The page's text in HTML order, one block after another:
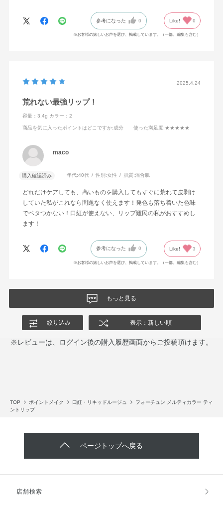
参考になった 0 Like! 0
※お客様の嬉しいお声を選び、掲載しています。（一部、編集も含む）
2025.4.24
荒れない最強リップ！
容量：3.4g カラー：2
商品を気に入ったポイントはどこですか:成分 使った満足度:★★★★★
maco
購入確認済み 年代:40代 性別:女性 肌質:混合肌
どれだけケアしても、高いものを購入してもすぐに荒れて皮剥け
していた私がこれなら問題なく使えます！発色も落ち着いた色味
でベタつかない！口紅が使えない、リップ難民の私がおすすめし
ます！
参考になった 0 Like! 3
※お客様の嬉しいお声を選び、掲載しています。（一部、編集も含む）
もっと見る
絞り込み 表示：新しい順
※レビューは、ログイン後の購入履歴画面からご投稿頂けます。
TOP ポイントメイク 口紅・リキッドルージュ
フォーチュン メルティカラー ティ
ントリップ
ページトップへ戻る
店舗検索